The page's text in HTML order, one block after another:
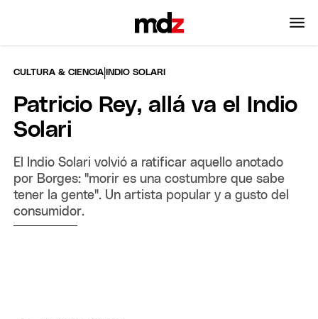
CULTURA & CIENCIA | INDIO SOLARI
Patricio Rey, allá va el Indio
Solari
El Indio Solari volvió a ratificar aquello anotado
por Borges: "morir es una costumbre que sabe
tener la gente". Un artista popular y a gusto del
consumidor.